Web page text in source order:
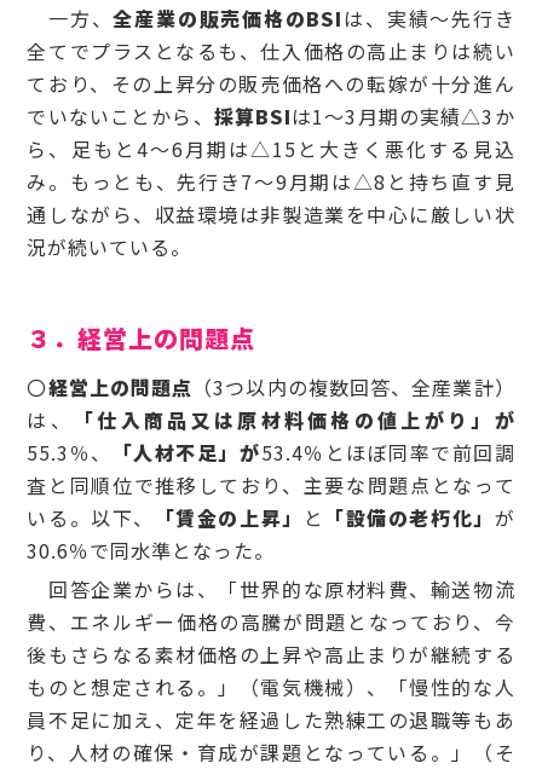
一方、全産業の販売価格のBSIは、実績～先行き
全てでプラスとなるも、仕入価格の高止まりは続い
ており、その上昇分の販売価格への転嫁が十分進ん
でいないことから、 採算BSIは1～3月期の実績△3か
ら、足もと4～6月期は△15と大きく悪化する見込
み。もっとも、先行き7～9月期は△8と持ち直す見
通しながら、収益環境は非製造業を中心に厳しい状
況が続いている。
３．経営上の問題点
〇経営上の問題点 （3つ以内の複数回答、全産業計）
は、
「仕入商品又は原材料価格の値上がり」が
55.3％、
「人材不足」が53.4％とほぼ同率で前回調
査と同順位で推移しており、主要な問題点となって
いる。以下、
「賃金の上昇」 と 「設備の老朽化」 が
30.6％で同水準となった。
回答企業からは、「世界的な原材料費、輸送物流
費、エネルギー価格の高騰が問題となっており、今
後もさらなる素材価格の上昇や高止まりが継続する
ものと想定される。」（電気機械）、「慢性的な人
員不足に加え、定年を経過した熟練工の退職等もあ
り、人材の確保・育成が課題となっている。」（そ